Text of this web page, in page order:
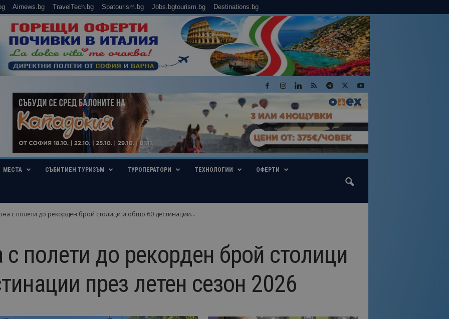
Airnews.bg TravelTech.bg Spatourism.bg Jobs.bgtourism.bg Destinations.bg
МЕСТА СЪБИТИЕН ТУРИЗЪМ ТУРОПЕРАТОРИ ТЕХНОЛОГИИ ОФЕРТИ
с полети до рекорден брой столици и общо 60 дестинации...
полети до рекорден брой столици
през летен сезон 2026